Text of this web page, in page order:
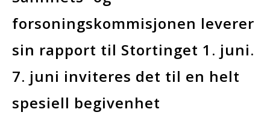
forsoningskommisjonen leverer
sin rapport til Stortinget 1. juni.
7. juni inviteres det til en helt
spesiell begivenhet